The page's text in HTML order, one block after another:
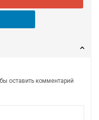
оставить комментарий